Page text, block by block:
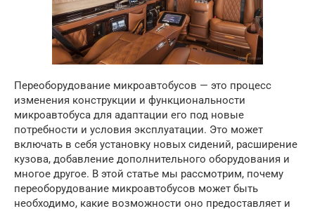
Переоборудование микроавтобусов — это процесс
изменения конструкции и функциональности
микроавтобуса для адаптации его под новые
потребности и условия эксплуатации. Это может
включать в себя установку новых сидений, расширение
кузова, добавление дополнительного оборудования и
многое другое. В этой статье мы рассмотрим, почему
переоборудование микроавтобусов может быть
необходимо, какие возможности оно предоставляет и